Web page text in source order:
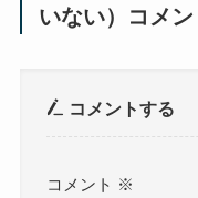
いない）コメン
コメントする
コメント ※